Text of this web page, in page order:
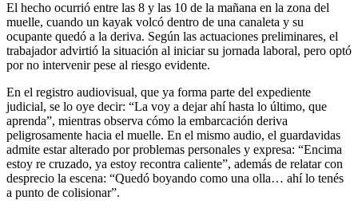
El hecho ocurrió entre las 8 y las 10 de la mañana en la zona del
muelle, cuando un kayak volcó dentro de una canaleta y su
ocupante quedó a la deriva. Según las actuaciones preliminares, el
trabajador advirtió la situación al iniciar su jornada laboral, pero optó
por no intervenir pese al riesgo evidente.
En el registro audiovisual, que ya forma parte del expediente
judicial, se lo oye decir: “La voy a dejar ahí hasta lo último, que
aprenda”, mientras observa cómo la embarcación deriva
peligrosamente hacia el muelle. En el mismo audio, el guardavidas
admite estar alterado por problemas personales y expresa: “Encima
estoy re cruzado, ya estoy recontra caliente”, además de relatar con
desprecio la escena: “Quedó boyando como una olla… ahí lo tenés
a punto de colisionar”.